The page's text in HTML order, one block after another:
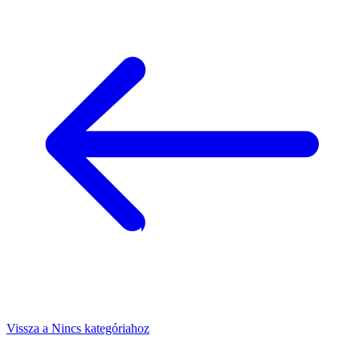
Vissza a Nincs kategóriahoz